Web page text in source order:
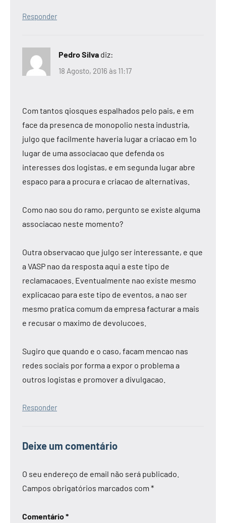
Responder
Pedro Silva diz:
18 Agosto, 2016 às 11:17
Com tantos qiosques espalhados pelo pais, e em
face da presenca de monopolio nesta industria,
julgo que facilmente haveria lugar a criacao em 1o
lugar de uma associacao que defenda os
interesses dos logistas, e em segunda lugar abre
espaco para a procura e criacao de alternativas.
Como nao sou do ramo, pergunto se existe alguma
associacao neste momento?
Outra observacao que julgo ser interessante, e que
a VASP nao da resposta aqui a este tipo de
reclamacaoes. Eventualmente nao existe mesmo
explicacao para este tipo de eventos, a nao ser
mesmo pratica comum da empresa facturar a mais
e recusar o maximo de devolucoes.
Sugiro que quando e o caso, facam mencao nas
redes sociais por forma a expor o problema a
outros logistas e promover a divulgacao.
Responder
Deixe um comentário
O seu endereço de email não será publicado.
Campos obrigatórios marcados com *
Comentário*